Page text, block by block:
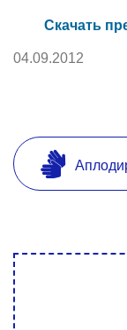
Скачать
04.09.2012